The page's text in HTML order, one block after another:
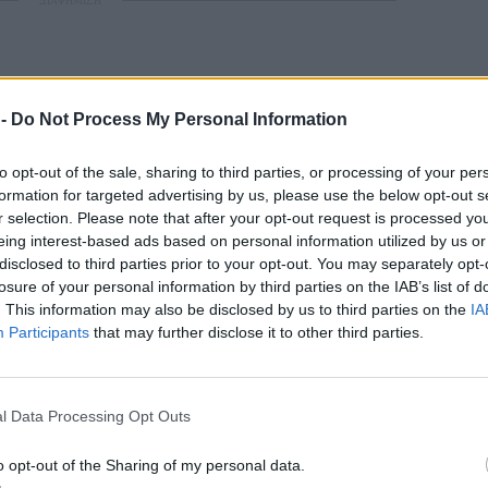
Do Not Process My Personal Information
opt-out of the sale, sharing to third parties, or processing of your
for targeted advertising by us, please use the below opt-out
selection. Please note that after your opt-out request is processed
interest-based ads based on personal information utilized by us
to third parties prior to your opt-out. You may separately
of your personal information by third parties on the IAB’s list of
This information may also be disclosed by us to third parties on the
Participants that may further disclose it to other third parties.
Data Processing Opt Outs
opt-out of the Sharing of my personal data.
Περιφέρειας Βορείου Αιγαίου σημειώνει:
ημερών για την ακτοπλοϊκή
Περιφερειακή Αρχή διευκρινίζει τα εξής:
και Θεσσαλίας έθεσαν από τον Οκτώβριο
δυο Περιφερειών στο Υπουργείο Ναυτιλίας
έκαστος για την χρηματοδότηση
2026 επανάφεραν το ζήτημα, με το
να γνωμοδοτεί θετικά για τη
μειοδοτικού διαγωνισμού για την